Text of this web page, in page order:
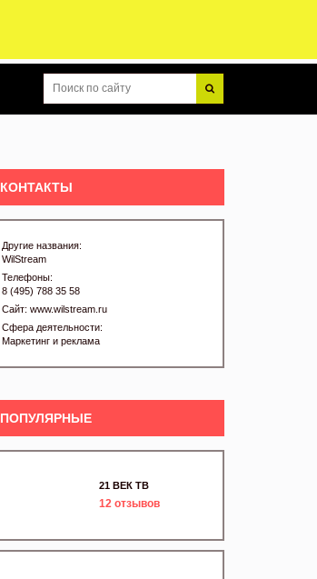
КОНТАКТЫ
Другие названия:
WilStream
Телефоны:
8 (495) 788 35 58
Сайт: www.wilstream.ru
Сфера деятельности:
Маркетинг и реклама
ПОПУЛЯРНЫЕ
21 ВЕК ТВ
12 отзывов